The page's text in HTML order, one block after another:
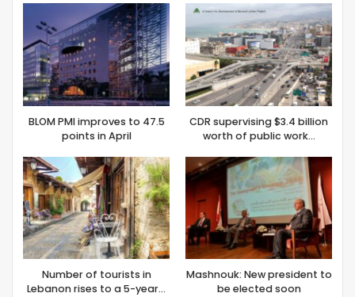
BLOM PMI improves to 47.5
points in April
Number of tourists in
Lebanon rises to a 5-year…
CDR supervising $3.4 billion
worth of public work…
Mashnouk: New president to
be elected soon